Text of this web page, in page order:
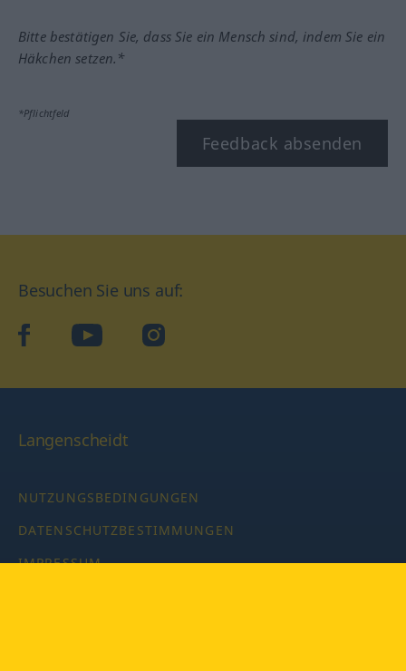
Bitte bestätigen Sie, dass Sie ein Mensch sind, indem Sie ein
Häkchen setzen.*
*Pflichtfeld
Feedback absenden
Besuchen Sie uns auf:
facebookYouTube Instagram
Langenscheidt
NUTZUNGSBEDINGUNGEN
DATENSCHUTZBESTIMMUNGEN
IMPRESSUM